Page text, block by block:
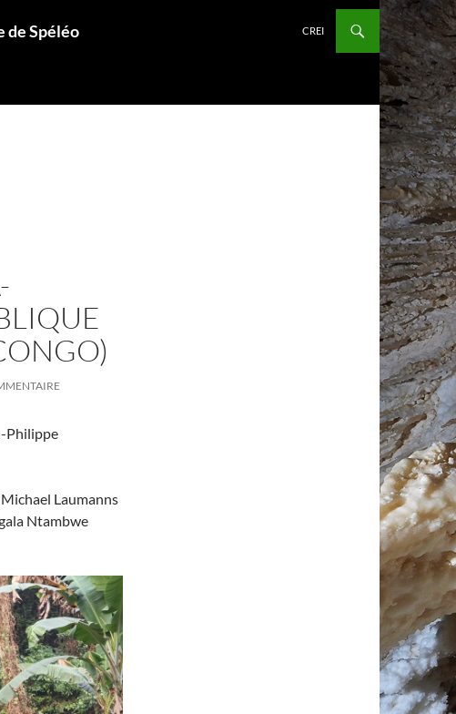
de Spéléo CREI
Philippe
Laumanns
Ntambwe